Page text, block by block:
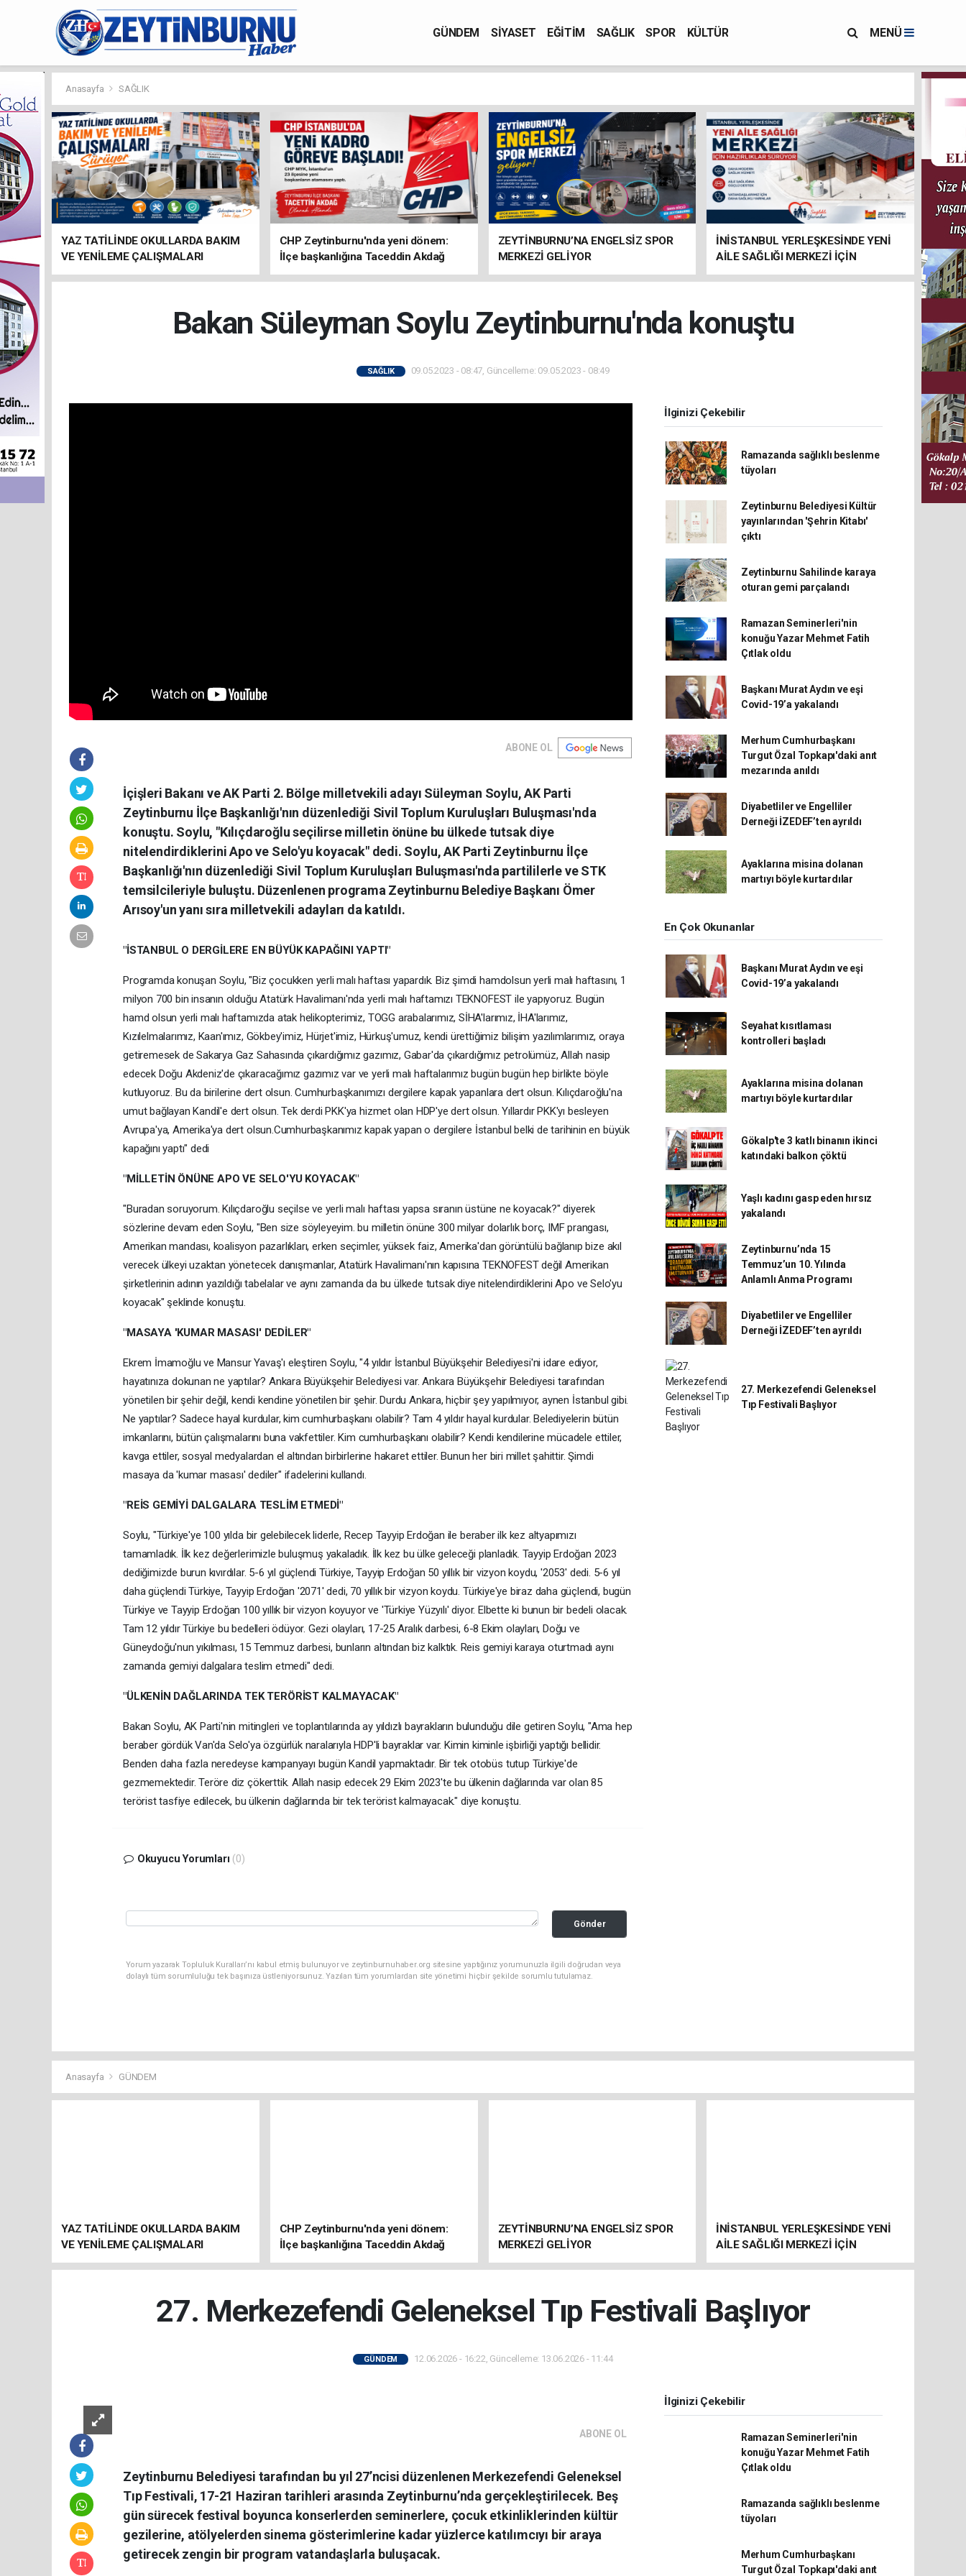
GÜNDEM SİYASET EĞİTİM SAĞLIK SPOR KÜLTÜR MENÜ
Anasayfa SAĞLIK
YAZ TATİLİNDE OKULLARDA BAKIM
VE YENİLEME ÇALIŞMALARI
SÜRÜYOR
CHP Zeytinburnu'nda yeni dönem:
İlçe başkanlığına Taceddin Akdağ
atandı
ZEYTİNBURNU’NA ENGELSİZ SPOR
MERKEZİ GELİYOR
İNİSTANBUL YERLEŞKESİNDE YENİ
AİLE SAĞLIĞI MERKEZİ İÇİN
HAZIRLIKLAR SÜRÜYOR
Bakan Süleyman Soylu Zeytinburnu'nda konuştu
SAĞLIK 09.05.2023 - 08:47, Güncelleme: 09.05.2023 - 08:49
ABONE OL
İçişleri Bakanı ve AK Parti 2. Bölge milletvekili adayı Süleyman Soylu, AK Parti
Zeytinburnu İlçe Başkanlığı'nın düzenlediği Sivil Toplum Kuruluşları Buluşması'nda
konuştu. Soylu, "Kılıçdaroğlu seçilirse milletin önüne bu ülkede tutsak diye
nitelendirdiklerini Apo ve Selo'yu koyacak" dedi. Soylu, AK Parti Zeytinburnu İlçe
Başkanlığı'nın düzenlediği Sivil Toplum Kuruluşları Buluşması'nda partililerle ve STK
temsilcileriyle buluştu. Düzenlenen programa Zeytinburnu Belediye Başkanı Ömer
Arısoy'un yanı sıra milletvekili adayları da katıldı.
"İSTANBUL O DERGİLERE EN BÜYÜK KAPAĞINI YAPTI"
Programda konuşan Soylu, "Biz çocukken yerli malı haftası yapardık. Biz şimdi hamdolsun yerli malı haftasını, 1
milyon 700 bin insanın olduğu Atatürk Havalimanı'nda yerli malı haftamızı TEKNOFEST ile yapıyoruz. Bugün
hamd olsun yerli malı haftamızda atak helikopterimiz, TOGG arabalarımız, SİHA'larımız, İHA'larımız,
Kızılelmalarımız, Kaan'ımız, Gökbey'imiz, Hürjet'imiz, Hürkuş'umuz, kendi ürettiğimiz bilişim yazılımlarımız, oraya
getiremesek de Sakarya Gaz Sahasında çıkardığımız gazımız, Gabar'da çıkardığımız petrolümüz, Allah nasip
edecek Doğu Akdeniz'de çıkaracağımız gazımız var ve yerli malı haftalarımız bugün bugün hep birlikte böyle
kutluyoruz. Bu da birilerine dert olsun. Cumhurbaşkanımızı dergilere kapak yapanlara dert olsun. Kılıçdaroğlu'na
umut bağlayan Kandil'e dert olsun. Tek derdi PKK'ya hizmet olan HDP'ye dert olsun. Yıllardır PKK'yı besleyen
Avrupa'ya, Amerika'ya dert olsun.Cumhurbaşkanımız kapak yapan o dergilere İstanbul belki de tarihinin en büyük
kapağını yaptı" dedi
"MİLLETİN ÖNÜNE APO VE SELO'YU KOYACAK"
"Buradan soruyorum. Kılıçdaroğlu seçilse ve yerli malı haftası yapsa sıranın üstüne ne koyacak?" diyerek
sözlerine devam eden Soylu, "Ben size söyleyeyim. bu milletin önüne 300 milyar dolarlık borç, IMF prangası,
Amerikan mandası, koalisyon pazarlıkları, erken seçimler, yüksek faiz, Amerika'dan görüntülü bağlanıp bize akıl
verecek ülkeyi uzaktan yönetecek danışmanlar, Atatürk Havalimanı'nın kapısına TEKNOFEST değil Amerikan
şirketlerinin adının yazıldığı tabelalar ve aynı zamanda da bu ülkede tutsak diye nitelendirdiklerini Apo ve Selo'yu
koyacak" şeklinde konuştu.
"MASAYA 'KUMAR MASASI' DEDİLER"
Ekrem İmamoğlu ve Mansur Yavaş'ı eleştiren Soylu, "4 yıldır İstanbul Büyükşehir Belediyesi'ni idare ediyor,
hayatınıza dokunan ne yaptılar? Ankara Büyükşehir Belediyesi var. Ankara Büyükşehir Belediyesi tarafından
yönetilen bir şehir değil, kendi kendine yönetilen bir şehir. Durdu Ankara, hiçbir şey yapılmıyor, aynen İstanbul gibi.
Ne yaptılar? Sadece hayal kurdular, kim cumhurbaşkanı olabilir? Tam 4 yıldır hayal kurdular. Belediyelerin bütün
imkanlarını, bütün çalışmalarını buna vakfettiler. Kim cumhurbaşkanı olabilir? Kendi kendilerine mücadele ettiler,
kavga ettiler, sosyal medyalardan el altından birbirlerine hakaret ettiler. Bunun her biri millet şahittir. Şimdi
masaya da 'kumar masası' dediler" ifadelerini kullandı.
"REİS GEMİYİ DALGALARA TESLİM ETMEDİ"
Soylu, "Türkiye'ye 100 yılda bir gelebilecek liderle, Recep Tayyip Erdoğan ile beraber ilk kez altyapımızı
tamamladık. İlk kez değerlerimizle buluşmuş yakaladık. İlk kez bu ülke geleceği planladık. Tayyip Erdoğan 2023
dediğimizde burun kıvırdılar. 5-6 yıl güçlendi Türkiye, Tayyip Erdoğan 50 yıllık bir vizyon koydu, '2053' dedi. 5-6 yıl
daha güçlendi Türkiye, Tayyip Erdoğan '2071' dedi, 70 yıllık bir vizyon koydu. Türkiye'ye biraz daha güçlendi, bugün
Türkiye ve Tayyip Erdoğan 100 yıllık bir vizyon koyuyor ve 'Türkiye Yüzyılı' diyor. Elbette ki bunun bir bedeli olacak.
Tam 12 yıldır Türkiye bu bedelleri ödüyor. Gezi olayları, 17-25 Aralık darbesi, 6-8 Ekim olayları, Doğu ve
Güneydoğu'nun yıkılması, 15 Temmuz darbesi, bunların altından biz kalktık. Reis gemiyi karaya oturtmadı aynı
zamanda gemiyi dalgalara teslim etmedi" dedi.
"ÜLKENİN DAĞLARINDA TEK TERÖRİST KALMAYACAK"
Bakan Soylu, AK Parti'nin mitingleri ve toplantılarında ay yıldızlı bayrakların bulunduğu dile getiren Soylu, "Ama hep
beraber gördük Van'da Selo'ya özgürlük naralarıyla HDP'li bayraklar var. Kimin kiminle işbirliği yaptığı bellidir.
Benden daha fazla neredeyse kampanyayı bugün Kandil yapmaktadır. Bir tek otobüs tutup Türkiye'de
gezmemektedir. Teröre diz çökerttik. Allah nasip edecek 29 Ekim 2023'te bu ülkenin dağlarında var olan 85
terörist tasfiye edilecek, bu ülkenin dağlarında bir tek terörist kalmayacak." diye konuştu.
Okuyucu Yorumları (0)
Gönder
Yorum yazarak Topluluk Kuralları’nı kabul etmiş bulunuyor ve zeytinburnuhaber.org sitesine yaptığınız yorumunuzla ilgili doğrudan veya
dolaylı tüm sorumluluğu tek başınıza üstleniyorsunuz. Yazılan tüm yorumlardan site yönetimi hiçbir şekilde sorumlu tutulamaz.
İlginizi Çekebilir
Ramazanda sağlıklı beslenme
tüyoları
Zeytinburnu Belediyesi Kültür
yayınlarından 'Şehrin Kitabı'
çıktı
Zeytinburnu Sahilinde karaya
oturan gemi parçalandı
Ramazan Seminerleri'nin
konuğu Yazar Mehmet Fatih
Çıtlak oldu
Başkanı Murat Aydın ve eşi
Covid-19’a yakalandı
Merhum Cumhurbaşkanı
Turgut Özal Topkapı'daki anıt
mezarında anıldı
Diyabetliler ve Engelliler
Derneği İZEDEF’ten ayrıldı
Ayaklarına misina dolanan
martıyı böyle kurtardılar
En Çok Okunanlar
Başkanı Murat Aydın ve eşi
Covid-19’a yakalandı
Seyahat kısıtlaması
kontrolleri başladı
Ayaklarına misina dolanan
martıyı böyle kurtardılar
Gökalp'te 3 katlı binanın ikinci
katındaki balkon çöktü
Yaşlı kadını gasp eden hırsız
yakalandı
Zeytinburnu’nda 15
Temmuz’un 10. Yılında
Anlamlı Anma Programı
Diyabetliler ve Engelliler
Derneği İZEDEF’ten ayrıldı
27. Merkezefendi Geleneksel
Tıp Festivali Başlıyor
Anasayfa GÜNDEM
YAZ TATİLİNDE OKULLARDA BAKIM
VE YENİLEME ÇALIŞMALARI
SÜRÜYOR
CHP Zeytinburnu'nda yeni dönem:
İlçe başkanlığına Taceddin Akdağ
atandı
ZEYTİNBURNU’NA ENGELSİZ SPOR
MERKEZİ GELİYOR
İNİSTANBUL YERLEŞKESİNDE YENİ
AİLE SAĞLIĞI MERKEZİ İÇİN
HAZIRLIKLAR SÜRÜYOR
27. Merkezefendi Geleneksel Tıp Festivali Başlıyor
GÜNDEM 12.06.2026 - 16:22, Güncelleme: 13.06.2026 - 11:44
ABONE OL
Zeytinburnu Belediyesi tarafından bu yıl 27’ncisi düzenlenen Merkezefendi Geleneksel
Tıp Festivali, 17-21 Haziran tarihleri arasında Zeytinburnu’nda gerçekleştirilecek. Beş
gün sürecek festival boyunca konserlerden seminerlere, çocuk etkinliklerinden kültür
gezilerine, atölyelerden sinema gösterimlerine kadar yüzlerce katılımcıyı bir araya
getirecek zengin bir program vatandaşlarla buluşacak.
İlginizi Çekebilir
Ramazan Seminerleri'nin
konuğu Yazar Mehmet Fatih
Çıtlak oldu
Ramazanda sağlıklı beslenme
tüyoları
Merhum Cumhurbaşkanı
Turgut Özal Topkapı'daki anıt